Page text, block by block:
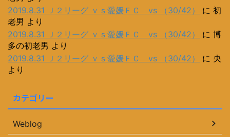
2019.8.31 Ｊ２リーグ ｖｓ愛媛ＦＣ vs （30/42）
に 初
老男 より
2019.8.31 Ｊ２リーグ ｖｓ愛媛ＦＣ vs （30/42）
に 博
多の初老男 より
2019.8.31 Ｊ２リーグ ｖｓ愛媛ＦＣ vs （30/42）
に 央
より
カテゴリー
Weblog